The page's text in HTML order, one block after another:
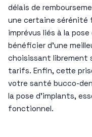
délais de
une certaine sérénité
imprévus liés à la
bénéficier d’une
choisissant librement
tarifs. Enfin, cette
votre santé bucco-
la pose d’implants,
fonctionnel.